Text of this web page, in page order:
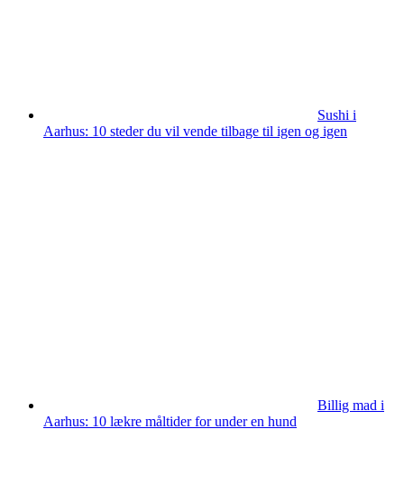
Sushi i
Aarhus: 10 steder du vil vende tilbage til igen og igen
Billig mad i
Aarhus: 10 lækre måltider for under en hund